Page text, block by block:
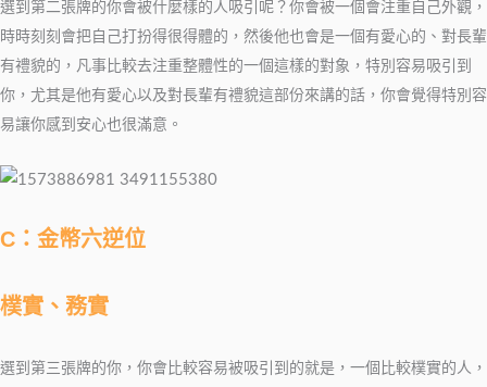
選到第二張牌的你會被什麼樣的人吸引呢？你會被一個會注重自己外觀，
時時刻刻會把自己打扮得很得體的，然後他也會是一個有愛心的、對長輩
有禮貌的，凡事比較去注重整體性的一個這樣的對象，特別容易吸引到
你，尤其是他有愛心以及對長輩有禮貌這部份來講的話，你會覺得特別容
易讓你感到安心也很滿意。
C：金幣六逆位
樸實、務實
選到第三張牌的你，你會比較容易被吸引到的就是，一個比較樸實的人，